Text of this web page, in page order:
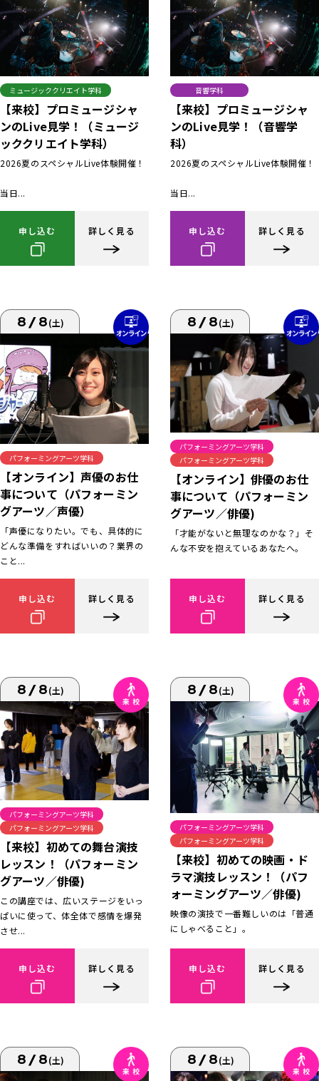
ミュージッククリエイト学科
【来校】プロミュージシャ
ンのLive見学！（ミュージ
ッククリエイト学科）
2026夏のスペシャルLive体験開催！
当日...
申し込む 詳しく見る
音響学科
【来校】プロミュージシャ
ンのLive見学！（音響学
科）
2026夏のスペシャルLive体験開催！
当日...
申し込む 詳しく見る
8/8(土)
パフォーミングアーツ学科
【オンライン】声優のお仕
事について（パフォーミン
グアーツ／声優）
「声優になりたい。でも、具体的に
どんな準備をすればいいの？業界の
こと...
申し込む 詳しく見る
8/8(土)
パフォーミングアーツ学科
パフォーミングアーツ学科
【オンライン】俳優のお仕
事について（パフォーミン
グアーツ／俳優)
「才能がないと無理なのかな？」そ
んな不安を抱えているあなたへ。
申し込む 詳しく見る
8/8(土)
パフォーミングアーツ学科
パフォーミングアーツ学科
【来校】初めての舞台演技
レッスン！（パフォーミン
グアーツ／俳優)
この講座では、広いステージをいっ
ぱいに使って、体全体で感情を爆発
させ...
申し込む 詳しく見る
8/8(土)
パフォーミングアーツ学科
パフォーミングアーツ学科
【来校】初めての映画・ド
ラマ演技レッスン！（パフ
ォーミングアーツ／俳優)
映像の演技で一番難しいのは「普通
にしゃべること」。
申し込む 詳しく見る
8/8(土) 8/8(土)